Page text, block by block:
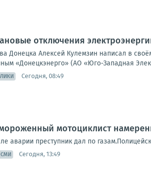
отключения
Донецка Алексей Кулемзин написал в
«Донецкэнерго» (АО «Юго-Западная
Сегодня, 08:49
мотоциклист
аварии преступник дал по
СМИ Сегодня, 13:49